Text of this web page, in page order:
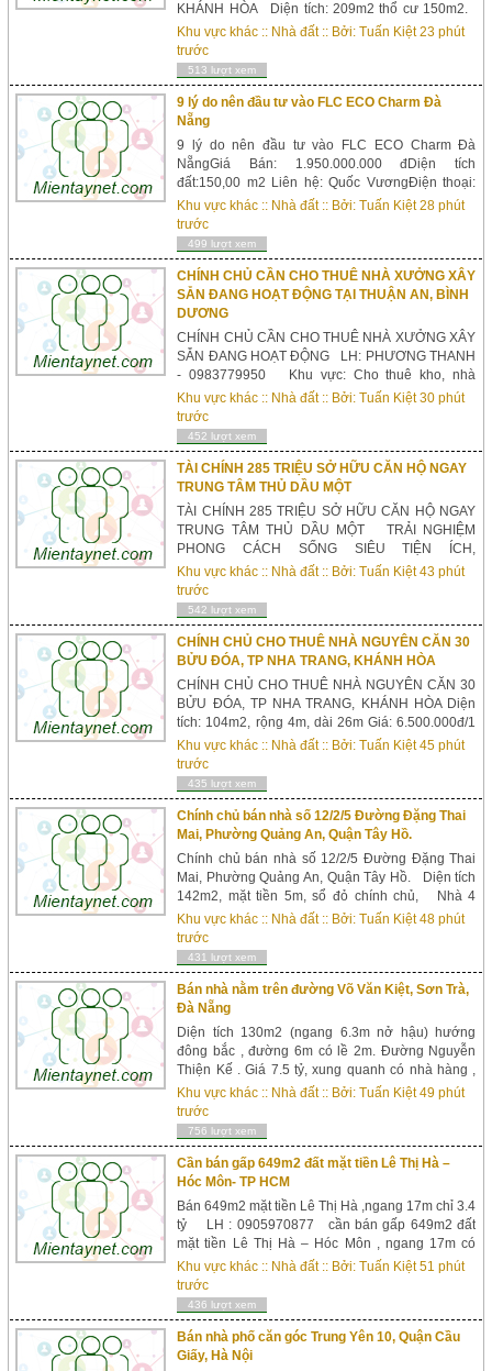
KHÁNH HÒA Diện tích: 209m2 thổ cư 150m2.
Giá: 7.000.000đ/m2 giá bao sổ Liên hệ:
01264661324 để xem nhà Cần bán gấp nhà để
trả nợ, tại khu tái định cư Đường 5m bê tông. Sổ
đỏ chính chủ. Lấy ...
Khu vực khác :: Nhà đất:: Bởi:Tuấn Kiệt23 phút
trước
513 lượt xem
9 lý do nên đầu tư vào FLC ECO Charm Đà
Nẵng
9 lý do nên đầu tư vào FLC ECO Charm Đà
NẵngGiá Bán: 1.950.000.000 đDiện tích
đất:150,00 m2 Liên hệ: Quốc VươngĐiện thoại:
08184343431. Vị trí đắc địa: tại cửa sông Cu Đê
nối liền vịnh Đà Nẵng. Kết nối ba tuyến đường
giao thông huyết mạch: Hành lang kinh tế Đông
Tây, Quốc lộ 1A và đường cao tốc Liên Chiểu –
Dung Quất....
Khu vực khác :: Nhà đất:: Bởi:Tuấn Kiệt28 phút
trước
499 lượt xem
CHÍNH CHỦ CẦN CHO THUÊ NHÀ XƯỞNG XÂY
SẴN ĐANG HOẠT ĐỘNG TẠI THUẬN AN, BÌNH
DƯƠNG
CHÍNH CHỦ CẦN CHO THUÊ NHÀ XƯỞNG XÂY
SẴN ĐANG HOẠT ĐỘNG LH: PHƯƠNG THANH
- 0983779950 Khu vực: Cho thuê kho, nhà
xưởng, đất tại Phường Thuận giao - Thị Xã Thuận
An - Tỉnh Bình Dương. Giá thuê: 185 triệu/tháng
Diện tích: 3889m² trong đó diện tích xưởng là
2786m². Thông tin mô...
Khu vực khác :: Nhà đất:: Bởi:Tuấn Kiệt30 phút
trước
452 lượt xem
TÀI CHÍNH 285 TRIỆU SỞ HỮU CĂN HỘ NGAY
TRUNG TÂM THỦ DẦU MỘT
TÀI CHÍNH 285 TRIỆU SỞ HỮU CĂN HỘ NGAY
TRUNG TÂM THỦ DẦU MỘT TRẢI NGHIỆM
PHONG CÁCH SỐNG SIÊU TIỆN ÍCH,
"SINGAPOR TRONG LÒNG THỦ DẦU MỘT" Vị Trí
Trung Tâm giáp ngay 4 mặt tiền đường Huỳnh
văn lũy, _Mỹ phước Tân vạn - Hoàng hoa thám
_Phạm ngũ lão Bàn Giao 100% Nội Thất Cao
Cấp Chuẩn 4*, Chỉ Cần Xách VaLi Vào ...
Khu vực khác :: Nhà đất:: Bởi:Tuấn Kiệt43 phút
trước
542 lượt xem
CHÍNH CHỦ CHO THUÊ NHÀ NGUYÊN CĂN 30
BỬU ĐÓA, TP NHA TRANG, KHÁNH HÒA
CHÍNH CHỦ CHO THUÊ NHÀ NGUYÊN CĂN 30
BỬU ĐÓA, TP NHA TRANG, KHÁNH HÒA Diện
tích: 104m2, rộng 4m, dài 26m Giá: 6.500.000đ/1
tháng Liên hệ Sdt : 0913981797 A điệp Cho thuê
nhà cấp 4 Nguyên căn, có phòng ngủ, có phòng
vệ sinh, phòng bếp, có sân đằng trước. Đường
rộng 16m, gần chợ ngã 3thuận tiên cho việc kinh
...
Khu vực khác :: Nhà đất:: Bởi:Tuấn Kiệt45 phút
trước
435 lượt xem
Chính chủ bán nhà số 12/2/5 Đường Đặng Thai
Mai, Phường Quảng An, Quận Tây Hồ.
Chính chủ bán nhà số 12/2/5 Đường Đặng Thai
Mai, Phường Quảng An, Quận Tây Hồ. Diện tích
142m2, mặt tiền 5m, sổ đỏ chính chủ, Nhà 4
tầng, có sân trước ,sân sau, diện tích xây dựng
100m2 * 5 4 tầng, Biệt thự cổ kiểu Pháp, đầy đủ
nội thất, thiết kế đẹp, hiện đ...
Khu vực khác :: Nhà đất:: Bởi:Tuấn Kiệt48 phút
trước
431 lượt xem
Bán nhà nằm trên đường Võ Văn Kiệt, Sơn Trà,
Đà Nẵng
Diện tích 130m2 (ngang 6.3m nở hậu) hướng
đông bắc , đường 6m có lề 2m. Đường Nguyễn
Thiện Kế . Giá 7.5 tỷ, xung quanh có nhà hàng ,
khách sạn du lịch đầy đủ. **Nhà 2 tầng 3 phòng
ngủ , 2 tolet, phòng khách có đường luồn - sân
phơi rộng rãi thoáng mát, có hiên đậu oto. nhà kết
cấu nền móng 4 tầng có thể xâ...
Khu vực khác :: Nhà đất:: Bởi:Tuấn Kiệt49 phút
trước
756 lượt xem
Cần bán gấp 649m2 đất mặt tiền Lê Thị Hà –
Hóc Môn- TP HCM
Bán 649m2 mặt tiền Lê Thị Hà ,ngang 17m chỉ 3.4
tỷ LH : 0905970877 cần bán gấp 649m2 đất
mặt tiền Lê Thị Hà – Hóc Môn , ngang 17m có
416m2 thổ cư . Giá 3.4 tỷ . Sỗ hồng riêng ,sang
tên công chứng ngay , nhanh chóng tiền mặt tôi
sẽ thương lượng . Giá bán: 3.4 tỷ . &nbs...
Khu vực khác :: Nhà đất:: Bởi:Tuấn Kiệt51 phút
trước
436 lượt xem
Bán nhà phố căn góc Trung Yên 10, Quận Cầu
Giấy, Hà Nội